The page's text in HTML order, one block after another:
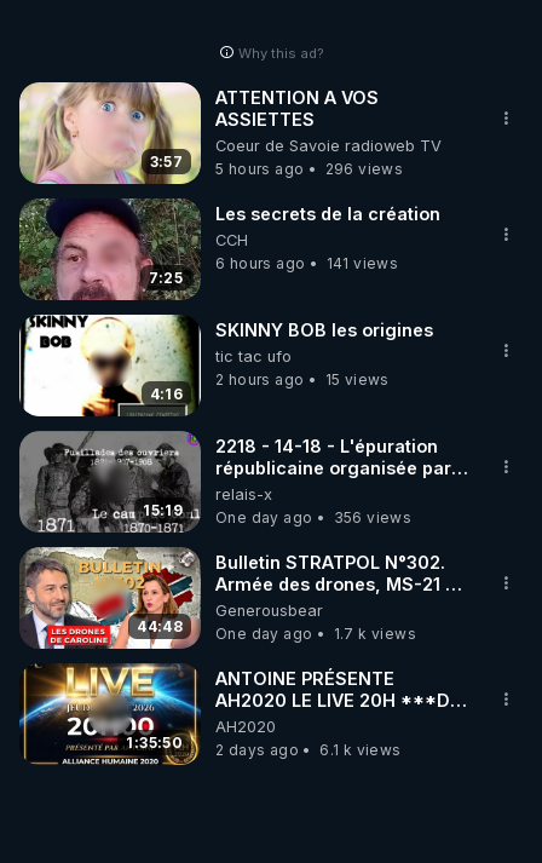
Why this ad?
3:57
ATTENTION A VOS
ASSIETTES
Coeur de Savoie radioweb TV
5 hours ago
296 views
7:25
Les secrets de la création
CCH
6 hours ago
141 views
4:16
SKINNY BOB les origines
tic tac ufo
2 hours ago
15 views
15:19
2218 - 14-18 - L'épuration
républicaine organisée par
les frères de la truelle
relais-x
One day ago
356 views
44:48
Bulletin STRATPOL N°302.
Armée des drones, MS-21 en
série, missiles coréens.
07.08.2026.
Generousbear
One day ago
1.7 k views
1:35:50
ANTOINE PRÉSENTE
AH2020 LE LIVE 20H ***DU
06/08/2026***
AH2020
2 days ago
6.1 k views